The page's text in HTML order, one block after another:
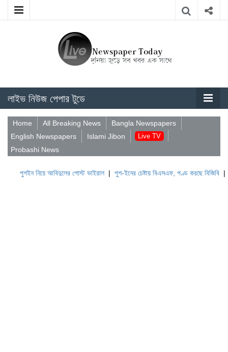
লাইভ নিউজ পেপার টুডে
Home All Breaking News
Bangla Newspapers
English Newspapers
Islami Jibon Live TV
Probashi News
আবিদুলের পোস্ট ভাইরাল|পুশ-ইনের চেষ্টায় বিএসএফ, পণ্ড করছে বিজিবি|লেবাননের